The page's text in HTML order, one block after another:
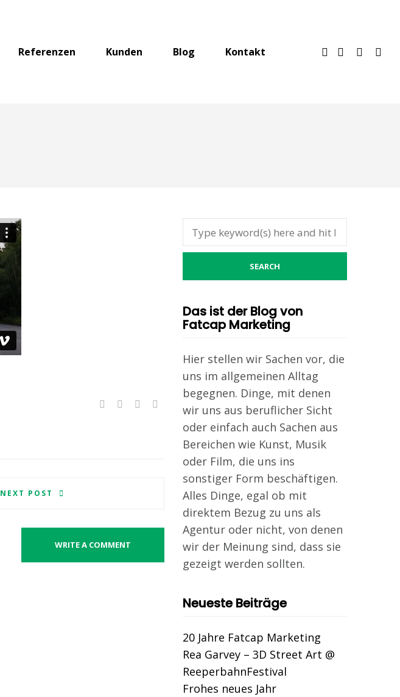
Referenzen Kunden Blog Kontakt
NEXT POST
WRITE A COMMENT
Das ist der Blog von
Fatcap Marketing
Hier stellen wir Sachen vor, die
uns im allgemeinen Alltag
begegnen. Dinge, mit denen
wir uns aus beruflicher Sicht
oder einfach auch Sachen aus
Bereichen wie Kunst, Musik
oder Film, die uns ins
sonstiger Form beschäftigen.
Alles Dinge, egal ob mit
direktem Bezug zu uns als
Agentur oder nicht, von denen
wir der Meinung sind, dass sie
gezeigt werden sollten.
Neueste Beiträge
20 Jahre Fatcap Marketing
Rea Garvey – 3D Street Art @
ReeperbahnFestival
Frohes neues Jahr